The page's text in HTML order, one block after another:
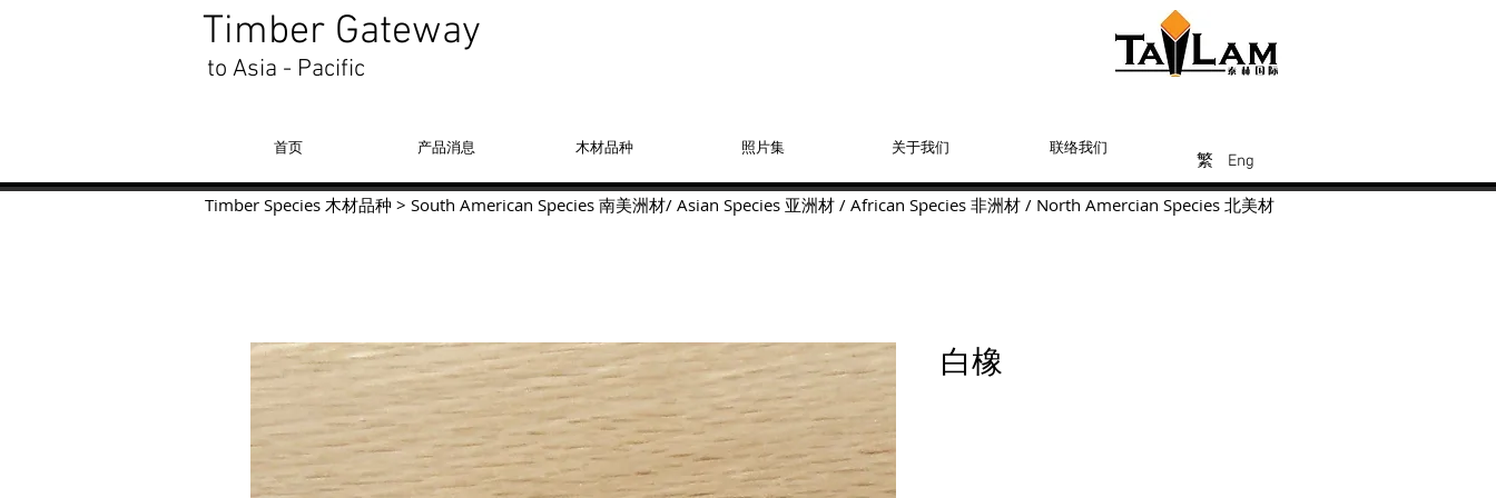
Timber Gateway
to Asia - Pacific
繁
繁 Eng
繁 Eng
首页 产品消息 木材品种 照片集 关于我们 联络我们
白橡
Timber Species 木材品种 > South American Species 南美洲材/ Asian Species 亚洲材 / African Species 非洲材 / North Amercian Species 北美材